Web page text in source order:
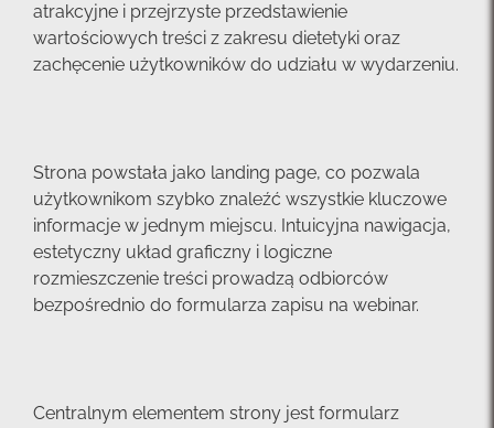
atrakcyjne i przejrzyste przedstawienie
wartościowych treści z zakresu dietetyki oraz
zachęcenie użytkowników do udziału w wydarzeniu.
Strona powstała jako landing page, co pozwala
użytkownikom szybko znaleźć wszystkie kluczowe
informacje w jednym miejscu. Intuicyjna nawigacja,
estetyczny układ graficzny i logiczne
rozmieszczenie treści prowadzą odbiorców
bezpośrednio do formularza zapisu na webinar.
Centralnym elementem strony jest formularz